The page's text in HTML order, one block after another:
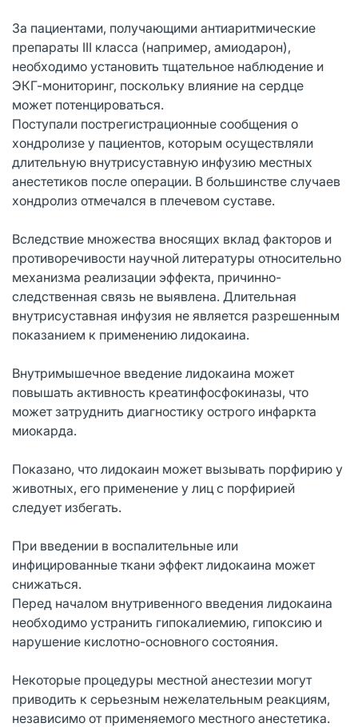
За пациентами, получающими антиаритмические
препараты III класса (например, амиодарон),
необходимо установить тщательное наблюдение и
ЭКГ-мониторинг, поскольку влияние на сердце
может потенцироваться.
Поступали пострегистрационные сообщения о
хондролизе у пациентов, которым осуществляли
длительную внутрисуставную инфузию местных
анестетиков после операции. В большинстве случаев
хондролиз отмечался в плечевом суставе.
Вследствие множества вносящих вклад факторов и
противоречивости научной литературы относительно
механизма реализации эффекта, причинно-
следственная связь не выявлена. Длительная
внутрисуставная инфузия не является разрешенным
показанием к применению лидокаина.
Внутримышечное введение лидокаина может
повышать активность креатинфосфокиназы, что
может затруднить диагностику острого инфаркта
миокарда.
Показано, что лидокаин может вызывать порфирию у
животных, его применение у лиц с порфирией
следует избегать.
При введении в воспалительные или
инфицированные ткани эффект лидокаина может
снижаться.
Перед началом внутривенного введения лидокаина
необходимо устранить гипокалиемию, гипоксию и
нарушение кислотно-основного состояния.
Некоторые процедуры местной анестезии могут
приводить к серьезным нежелательным реакциям,
независимо от применяемого местного анестетика.